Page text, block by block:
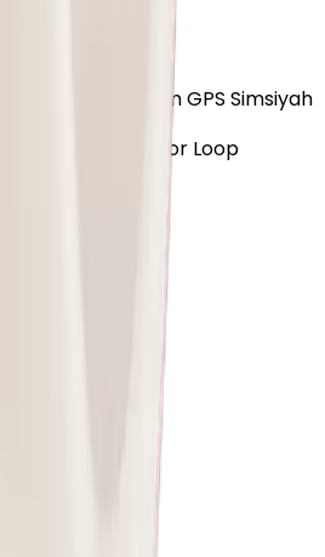
46mm GPS Simsiyah
Spor Loop
keşfedin.